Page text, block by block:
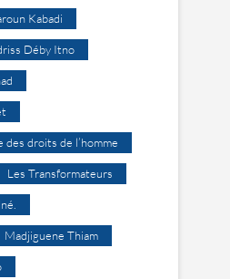
Kabadi
Déby Itno
des droits de l’homme
Les Transformateurs
Madjiguene Thiam